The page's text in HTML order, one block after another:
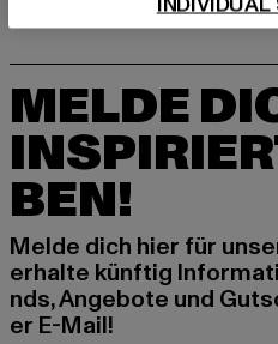
MELDE
BEN!
Melde dich hier für
erhalte künftig
nds, Angebote und
er E-Mail!